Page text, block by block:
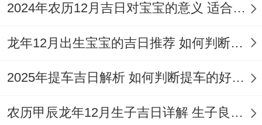
喜神:正南 福神:西北 财神：正南 阳贵神：
正东 阴贵神:东南
修造 动土- 入宅，移徙，安床,上梁;开市 交
易；立券 栽种
2024年农历12月吉日对宝宝的意义 适合龙年宝宝出生的日子有哪些
龙年12月出生宝宝的吉日推荐 如何判断吉日是否适合宝宝
2025年提车吉日解析 如何判断提车的好日子
农历甲辰龙年12月生子吉日详解 生子良辰的影响因素